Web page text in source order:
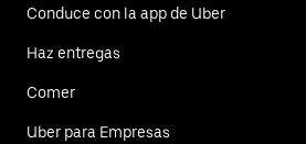
Conduce con la app de Uber
Haz entregas
Comer
Uber para Empresas